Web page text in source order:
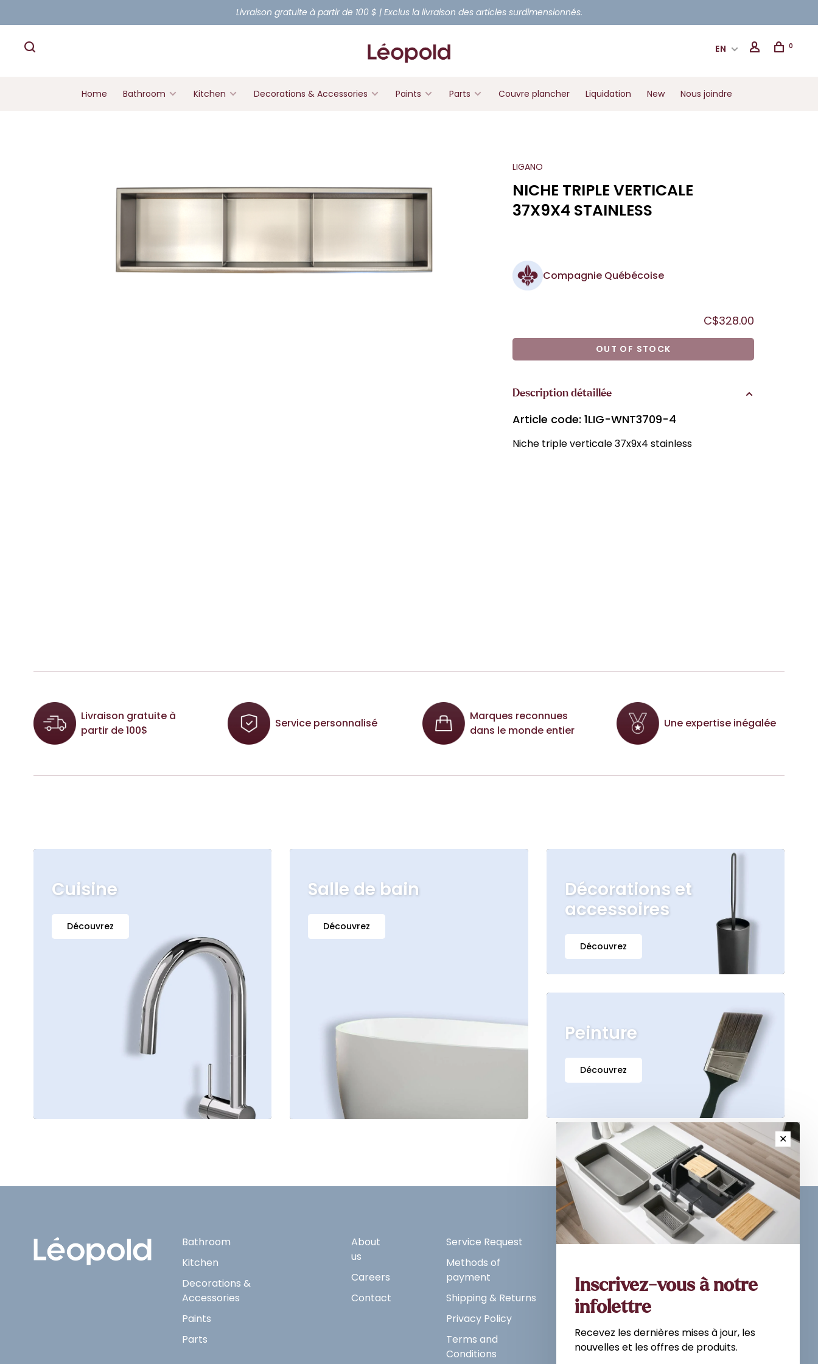
Livraison gratuite à partir de 100 $ | Exclus la livraison des articles surdimensionnés.
EN 0
Home Bathroom Kitchen Decorations & Accessories Paints Parts Couvre plancher Liquidation New Nous joindre
LIGANO
NICHE TRIPLE VERTICALE
37X9X4 STAINLESS
Compagnie Québécoise
C$328.00
OUT OF STOCK
Description détaillée
Article code: 1LIG-WNT3709-4
Niche triple verticale 37x9x4 stainless
Livraison gratuite à
partir de 100$
Service personnalisé
Marques reconnues
dans le monde entier
Une expertise inégalée
Cuisine
Découvrez
Salle de bain
Découvrez
Décorations et
accessoires
Découvrez
Peinture
Découvrez
Bathroom
Kitchen
Decorations &
Accessories
Paints
Parts
About
us
Careers
Contact
Service Request
Methods of
payment
Shipping & Returns
Privacy Policy
Terms and
Conditions
Sign up for our newsletter and
Subscribe
✕
Inscrivez-vous à notre
infolettre
Recevez les dernières mises à jour, les
nouvelles et les offres de produits.